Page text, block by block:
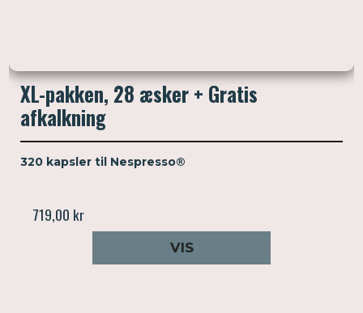
XL-pakken, 28 æsker + Gratis
afkalkning
320 kapsler til Nespresso®
719,00 kr
VIS